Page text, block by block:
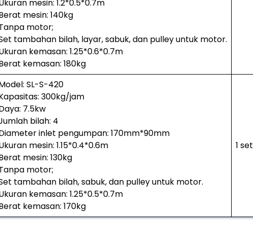
mesin: 1.2*0.5*0.7m
mesin: 140kg
motor;
tambahan bilah, layar, sabuk, dan pulley untuk motor.
kemasan: 1.25*0.6*0.7m
kemasan: 180kg
SL-S-420
300kg/jam
7.5kw
bilah: 4
inlet pengumpan: 170mm*90mm
mesin: 1.15*0.4*0.6m
mesin: 130kg
motor;
tambahan bilah, sabuk, dan pulley untuk motor.
kemasan: 1.25*0.5*0.7m
kemasan: 170kg
1 set